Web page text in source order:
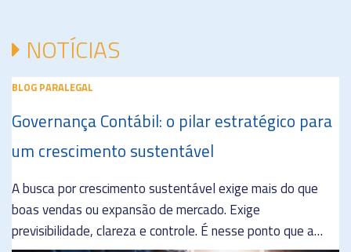
NOTÍCIAS
BLOG PARALEGAL
Governança Contábil: o pilar estratégico para
um crescimento sustentável
A busca por crescimento sustentável exige mais do que
boas vendas ou expansão de mercado. Exige
previsibilidade, clareza e controle. É nesse ponto que a…